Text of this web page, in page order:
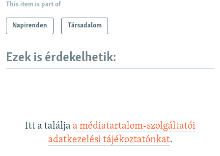
This item is part of
Napirenden Társadalom
Ezek is érdekelhetik:
Itt a találja a médiatartalom-szolgáltatói
adatkezelési tájékoztatónkat.